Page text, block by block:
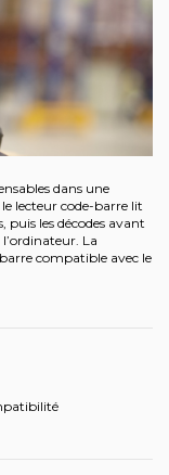
dans une
lecteur code-barre lit
puis les décodes avant
La
compatible avec le